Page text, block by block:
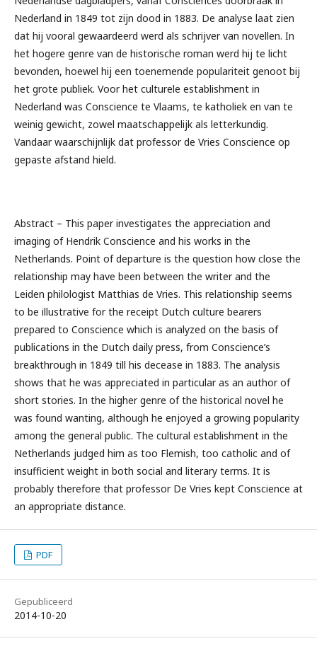
Nederland in 1849 tot zijn dood in 1883. De analyse laat zien
dat hij vooral gewaardeerd werd als schrijver van novellen. In
het hogere genre van de historische roman werd hij te licht
bevonden, hoewel hij een toenemende populariteit genoot bij
het grote publiek. Voor het culturele establishment in
Nederland was Conscience te Vlaams, te katholiek en van te
weinig gewicht, zowel maatschappelijk als letterkundig.
Vandaar waarschijnlijk dat professor de Vries Conscience op
gepaste afstand hield.
Abstract – This paper investigates the appreciation and
imaging of Hendrik Conscience and his works in the
Netherlands. Point of departure is the question how close the
relationship may have been between the writer and the
Leiden philologist Matthias de Vries. This relationship seems
to be illustrative for the receipt Dutch culture bearers
prepared to Conscience which is analyzed on the basis of
publications in the Dutch daily press, from Conscience’s
breakthrough in 1849 till his decease in 1883. The analysis
shows that he was appreciated in particular as an author of
short stories. In the higher genre of the historical novel he
was found wanting, although he enjoyed a growing popularity
among the general public. The cultural establishment in the
Netherlands judged him as too Flemish, too catholic and of
insufficient weight in both social and literary terms. It is
probably therefore that professor De Vries kept Conscience at
an appropriate distance.
PDF
Gepubliceerd
2014-10-20